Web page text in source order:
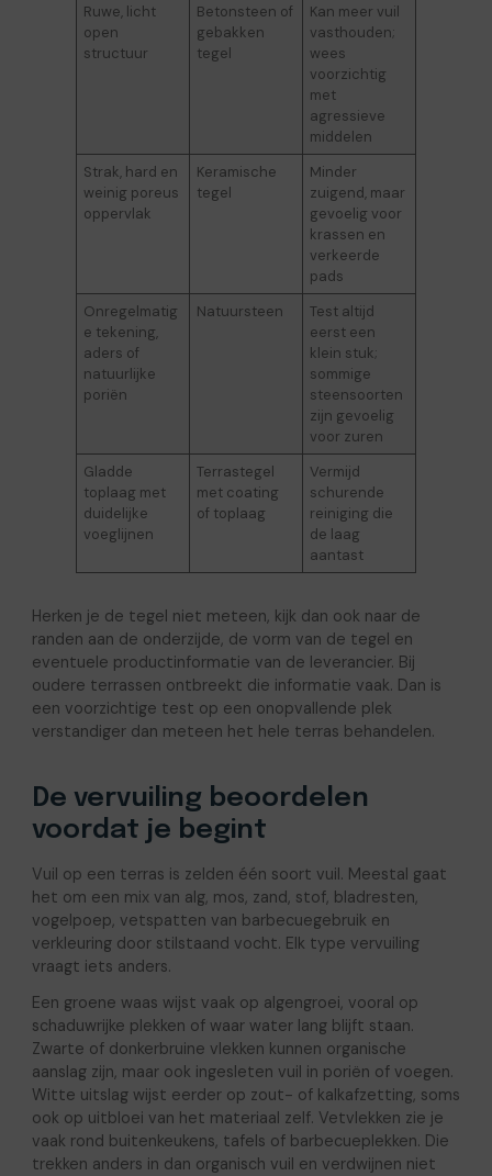
Ruwe, licht
open
structuur
Betonsteen of
gebakken
tegel
Kan meer vuil
vasthouden;
wees
voorzichtig
met
agressieve
middelen
Strak, hard en
weinig poreus
oppervlak
Keramische
tegel
Minder
zuigend, maar
gevoelig voor
krassen en
verkeerde
pads
Onregelmatig
e tekening,
aders of
natuurlijke
poriën
Natuursteen
Test altijd
eerst een
klein stuk;
sommige
steensoorten
zijn gevoelig
voor zuren
Gladde
toplaag met
duidelijke
voeglijnen
Terrastegel
met coating
of toplaag
Vermijd
schurende
reiniging die
de laag
aantast
Herken je de tegel niet meteen, kijk dan ook naar de
randen aan de onderzijde, de vorm van de tegel en
eventuele productinformatie van de leverancier. Bij
oudere terrassen ontbreekt die informatie vaak. Dan is
een voorzichtige test op een onopvallende plek
verstandiger dan meteen het hele terras behandelen.
De vervuiling beoordelen
voordat je begint
Vuil op een terras is zelden één soort vuil. Meestal gaat
het om een mix van alg, mos, zand, stof, bladresten,
vogelpoep, vetspatten van barbecuegebruik en
verkleuring door stilstaand vocht. Elk type vervuiling
vraagt iets anders.
Een groene waas wijst vaak op algengroei, vooral op
schaduwrijke plekken of waar water lang blijft staan.
Zwarte of donkerbruine vlekken kunnen organische
aanslag zijn, maar ook ingesleten vuil in poriën of voegen.
Witte uitslag wijst eerder op zout- of kalkafzetting, soms
ook op uitbloei van het materiaal zelf. Vetvlekken zie je
vaak rond buitenkeukens, tafels of barbecueplekken. Die
trekken anders in dan organisch vuil en verdwijnen niet